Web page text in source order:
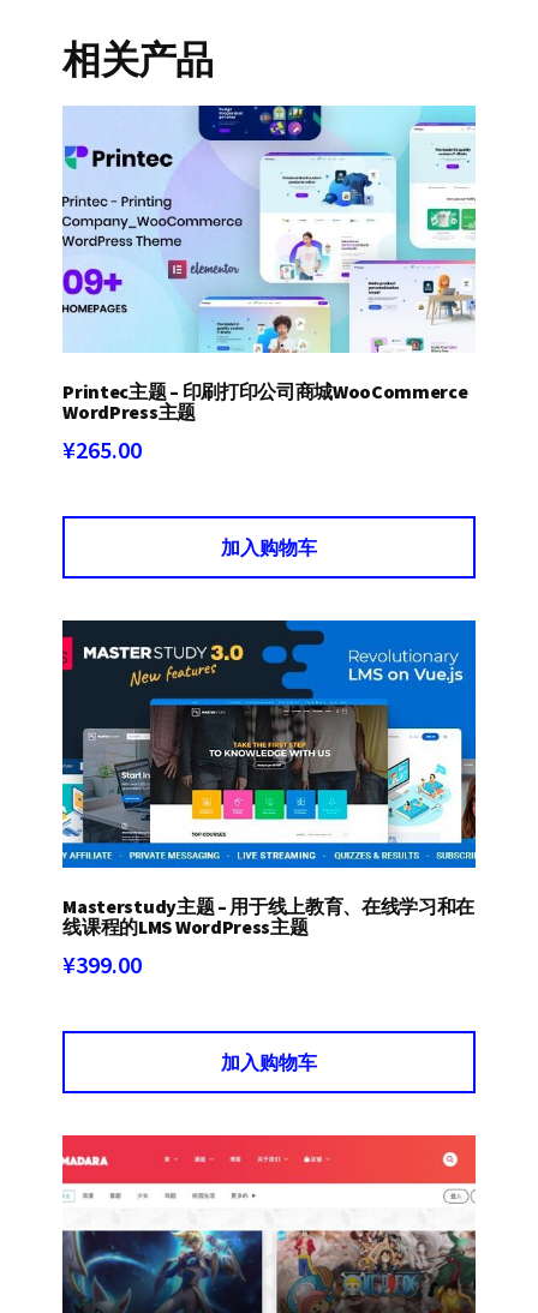
相关产品
Printec主题 – 印刷打印公司商城WooCommerce
WordPress主题
¥265.00
加入购物车
Masterstudy主题 – 用于线上教育、在线学习和在
线课程的LMS WordPress主题
¥399.00
加入购物车